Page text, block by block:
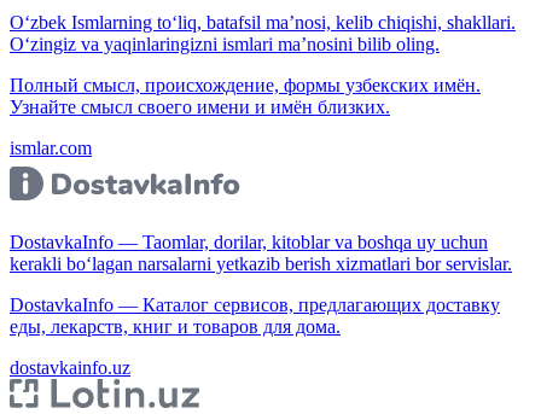
O‘zbek Ismlarning to‘liq, batafsil ma’nosi, kelib chiqishi, shakllari.
O‘zingiz va yaqinlaringizni ismlari ma’nosini bilib oling.
Полный смысл, происхождение, формы узбекских имён.
Узнайте смысл своего имени и имён близких.
ismlar.com
DostavkaInfo — Taomlar, dorilar, kitoblar va boshqa uy uchun
kerakli bo‘lagan narsalarni yetkazib berish xizmatlari bor servislar.
DostavkaInfo — Каталог сервисов, предлагающих доставку
еды, лекарств, книг и товаров для дома.
dostavkainfo.uz